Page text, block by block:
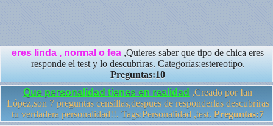
eres linda , normal o fea ,Quieres saber que tipo de chica eres
responde el test y lo descubriras. Categorías:estereotipo.
Preguntas:10
Que personalidad tienes en realidad ,Creado por Ian
López,son 7 preguntas censillas,despues de responderlas descubriras
tu verdadera personalidad!!. Tags:Personalidad ,test. Preguntas:7